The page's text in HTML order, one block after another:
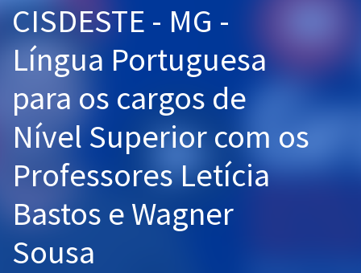
Cursos 20% OFF
Pós
OAB
Mentorias
Questões grátis
CISDESTE - MG -
Língua Portuguesa
para os cargos de
Nível Superior com os
Professores Letícia
Bastos e Wagner
Sousa